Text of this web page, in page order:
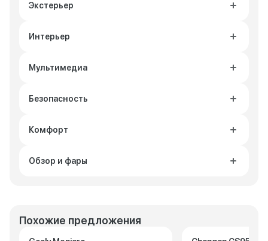
Экстерьер
Интерьер
Мультимедиа
Безопасность
Комфорт
Обзор и фары
Похожие предложения